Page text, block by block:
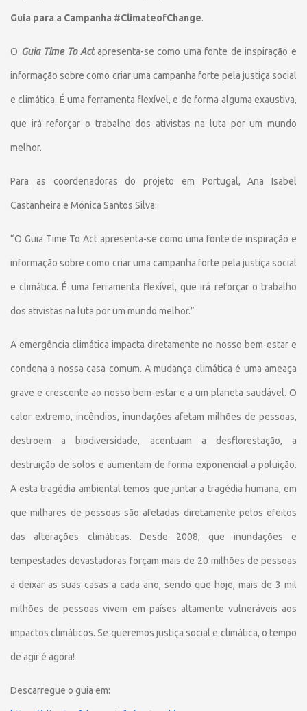
Guia para a Campanha #ClimateofChange.
O Guia Time To Actapresenta-se como uma fonte de inspiração e
informação sobre como criar uma campanha forte pela justiça social
e climática. É uma ferramenta flexível, e de forma alguma exaustiva,
que irá reforçar o trabalho dos ativistas na luta por um mundo
melhor.
Para as coordenadoras do projeto em Portugal, Ana Isabel
Castanheira e Mónica Santos Silva:
“O Guia Time To Act apresenta-se como uma fonte de inspiração e
informação sobre como criar uma campanha forte pela justiça social
e climática. É uma ferramenta flexível, que irá reforçar o trabalho
dos ativistas na luta por um mundo melhor.”
A emergência climática impacta diretamente no nosso bem-estar e
condena a nossa casa comum. A mudança climática é uma ameaça
grave e crescente ao nosso bem-estar e a um planeta saudável. O
calor extremo, incêndios, inundações afetam milhões de pessoas,
destroem a biodiversidade, acentuam a desflorestação, a
destruição de solos e aumentam de forma exponencial a poluição.
A esta tragédia ambiental temos que juntar a tragédia humana, em
que milhares de pessoas são afetadas diretamente pelos efeitos
das alterações climáticas. Desde 2008, que inundações e
tempestades devastadoras forçam mais de 20 milhões de pessoas
a deixar as suas casas a cada ano, sendo que hoje, mais de 3 mil
milhões de pessoas vivem em países altamente vulneráveis aos
impactos climáticos. Se queremos justiça social e climática, o tempo
de agir é agora!
Descarregue o guia em: